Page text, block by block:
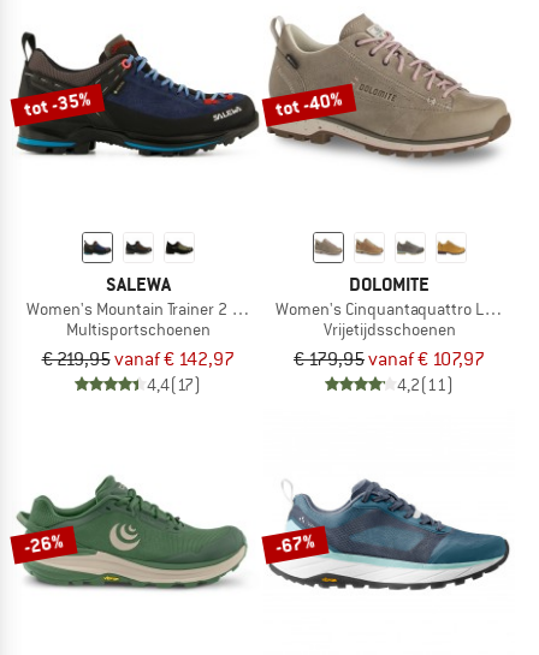
tot -35%
SALEWA
Women's Mountain Trainer 2 GTX
Multisportschoenen
€ 219,95vanaf € 142,97
4,4(17)
tot -40%
DOLOMITE
Women's Cinquantaquattro Low Full
Vrijetijdsschoenen
€ 179,95vanaf € 107,97
4,2(11)
-26% -67%